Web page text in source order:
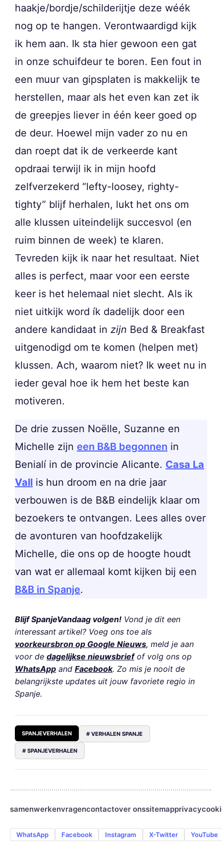
haakje/bordje/schilderijtje deze wéék
nog op te hangen. Verontwaardigd kijk
ik hem aan. Ik sta hier gewoon een gat
in onze schuifdeur te boren. Een fout in
een muur van gipsplaten is makkelijk te
herstellen, maar als het even kan zet ik
de greepjes liever in één keer goed op
de deur. Hoewel mijn vader zo nu en
dan roept dat ik de verkeerde kant
opdraai terwijl ik in mijn hoofd
zelfverzekerd “lefty-loosey, righty-
tighty” blijf herhalen, lukt het ons om
alle klussen uiteindelijk succesvol (en
ruim binnen de week) te klaren.
Tevreden kijk ik naar het resultaat. Niet
alles is perfect, maar voor een eerste
keer is het helemaal niet slecht. Als ik
niet uitkijk word ík dadelijk door een
andere kandidaat in zijn Bed & Breakfast
uitgenodigd om te komen (helpen met)
klussen. Ach, waarom niet? Ik weet nu in
ieder geval hoe ik hem het beste kan
motiveren.
De drie zussen Noëlle, Suzanne en
Michelle zijn een B&B begonnen in
Benialí in de provincie Alicante. Casa La
Vall is hun droom en na drie jaar
verbouwen is de B&B eindelijk klaar om
bezoekers te ontvangen. Lees alles over
de avonturen van hoofdzakelijk
Michelle, die ons op de hoogte houdt
van wat er allemaal komt kijken bij een
B&B in Spanje.
Blijf SpanjeVandaag volgen! Vond je dit een
interessant artikel? Voeg ons toe als
voorkeursbron op Google Nieuws, meld je aan
voor de dagelijkse nieuwsbriefof volg ons op
WhatsApp and Facebook. Zo mis je nooit de
belangrijkste updates uit jouw favoriete regio in
Spanje.
SPANJEVERHALEN # VERHALEN SPANJE
# SPANJEVERHALEN
samenwerkenvragencontactover onssitemapprivacy
WhatsApp Facebook Instagram X-Twitter YouTube